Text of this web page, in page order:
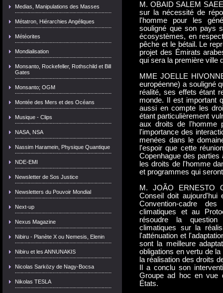
Medias, Manipulations des Masses
Métatron, Hiérarchies Angéliques
Météorites
Mondialisation
Monsanto, Rockefeller, Rothschild et Bill
Gates
Monsanto; OGM
Montée des Mers et des Océans
Musique - Clips
NASA, NSA
Nassim Haramein, Physique Quantique
NDE-EMI
Newsletter de Sos Justice
Newsletters du Pouvoir Mondial
Next-up
Nexus Magazine
Nibiru - Planète X ou Nemesis, Elenin
Nibiru et les ANNUNAKIS
Nicolas Sarközy de Nagy-Bocsa
Nikolas TESLA
M. OBAID SALEM
sur la nécessité de
l'homme pour les
souligné que son pays
écosystèmes, en
pêche et le bétail. Le
projet des Émirats
qui sera la première ville
MME JOELLE
européenne) a souligné
réalité, ses effets étant
monde. Il est important
aussi en compte les
étant particulièrement
aux droits de l'homme
l'importance des
menées dans le
l'espoir que cette
Copenhague des parties
les droits de l'homme
et programmes qui
M. JOÃO ERNESTO
Conseil doit
Convention-cadre
climatiques et au
résoudre la question
climatiques sur la
l'atténuation et
sont la meilleure
obligations en vertu de
la réalisation des droits
Il a conclu son
Groupe ad hoc en vue
États.